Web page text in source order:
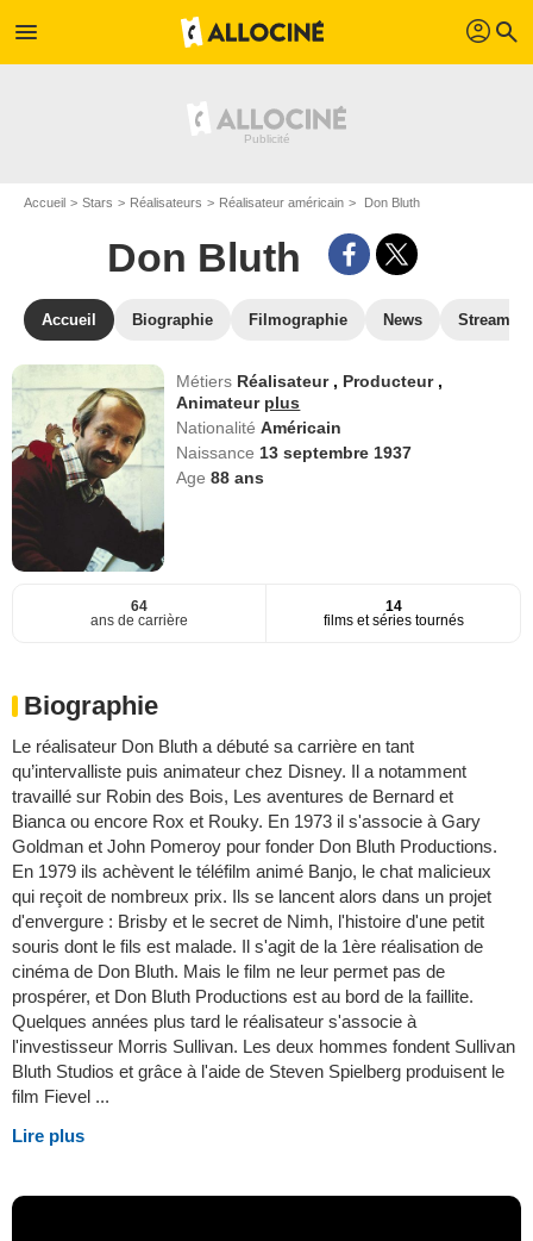
menu profil search
Accueil Stars Réalisateurs Réalisateur américain Don Bluth
Don Bluth
Accueil Biographie Filmographie News Streaming
Métiers Réalisateur , Producteur ,
Animateur plus
NationalitéAméricain
Naissance 13 septembre 1937
Age88 ans
64
ans de carrière
14
films et séries tournés
Biographie
Le réalisateur Don Bluth a débuté sa carrière en tant
qu’intervalliste puis animateur chez Disney. Il a notamment
travaillé sur Robin des Bois, Les aventures de Bernard et
Bianca ou encore Rox et Rouky. En 1973 il s'associe à Gary
Goldman et John Pomeroy pour fonder Don Bluth Productions.
En 1979 ils achèvent le téléfilm animé Banjo, le chat malicieux
qui reçoit de nombreux prix. Ils se lancent alors dans un projet
d'envergure : Brisby et le secret de Nimh, l'histoire d'une petit
souris dont le fils est malade. Il s'agit de la 1ère réalisation de
cinéma de Don Bluth. Mais le film ne leur permet pas de
prospérer, et Don Bluth Productions est au bord de la faillite.
Quelques années plus tard le réalisateur s'associe à
l'investisseur Morris Sullivan. Les deux hommes fondent Sullivan
Bluth Studios et grâce à l'aide de Steven Spielberg produisent le
film Fievel ...
Lire plus